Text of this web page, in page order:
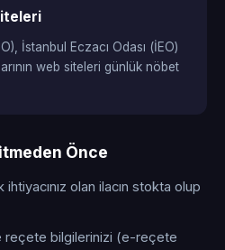
İstanbul Eczacı Odası (İEO)
web siteleri günlük nöbet
Önce
olan ilacın stokta olup
reçete bilgilerinizi (e-reçete